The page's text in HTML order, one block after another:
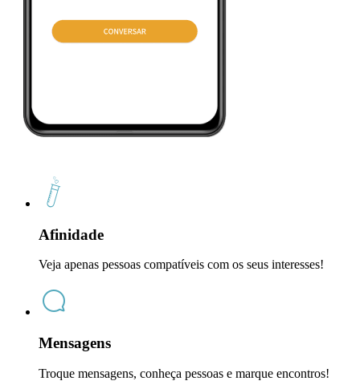
Afinidade
Veja apenas pessoas compatíveis com os seus interesses!
Mensagens
Troque mensagens, conheça pessoas e marque encontros!